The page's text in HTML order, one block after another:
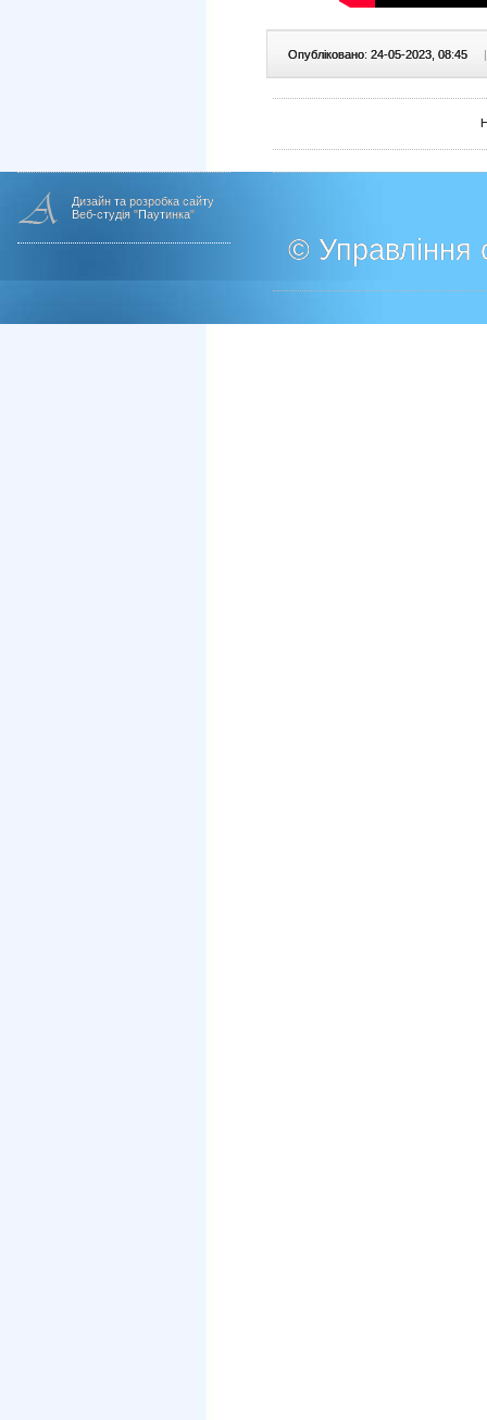
Опубліковано: 24-05-2023, 08:45 |
Дизайн та розробка сайту
Веб-студія "Паутинка"
© Управління